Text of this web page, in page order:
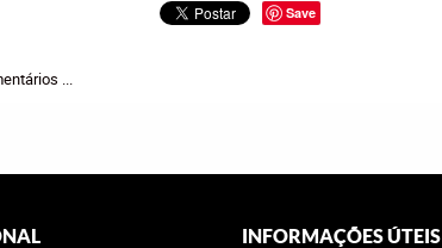
Save
...
INFORMAÇÕES ÚTEIS